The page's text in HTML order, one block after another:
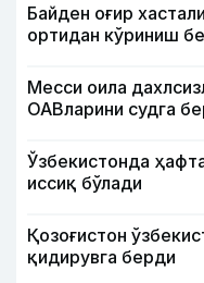
Байден оғир
ортидан кўриниш
Месси оила
ОАВларини судга
Ўзбекистонда
иссиқ бўлади
Қозоғистон
қидирувга берди